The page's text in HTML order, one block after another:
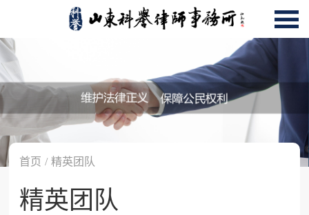
首页 / 精英团队
精英团队